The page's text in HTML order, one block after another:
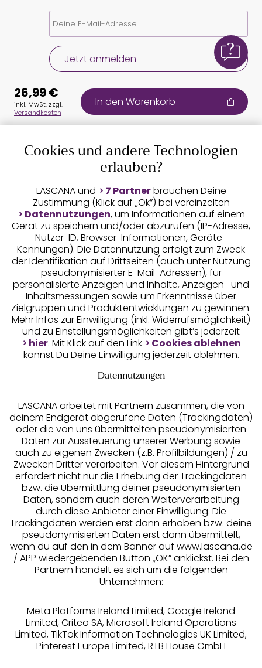
Jetzt anmelden
Auszeichnungen
Geprüfte Sicherheit
Unsere Apps
Services
Beratung
Über uns
Rechtliches
Alle Preise inkl. MwSt., zzgl.
Versandkosten
26,99 €
inkl. MwSt. zzgl.
Versandkosten
In den Warenkorb
Cookies und andere Technologien
erlauben?
LASCANA und 7 Partnerbrauchen Deine
Zustimmung (Klick auf „Ok”) bei vereinzelten
Datennutzungen, um Informationen auf einem
Gerät zu speichern und/oder abzurufen (IP-Adresse,
Nutzer-ID, Browser-Informationen, Geräte-
Kennungen). Die Datennutzung erfolgt zum Zweck
der Identifikation auf Drittseiten (auch unter Nutzung
pseudonymisierter E-Mail-Adressen), für
personalisierte Anzeigen und Inhalte, Anzeigen- und
Inhaltsmessungen sowie um Erkenntnisse über
Zielgruppen und Produktentwicklungen zu gewinnen.
Mehr Infos zur Einwilligung (inkl. Widerrufsmöglichkeit)
und zu Einstellungsmöglichkeiten gibt’s jederzeit
hier. Mit Klick auf den Link
Cookies ablehnen
kannst Du Deine Einwilligung jederzeit ablehnen.
Datennutzungen
LASCANA arbeitet mit Partnern zusammen, die von
deinem Endgerät abgerufene Daten (Trackingdaten)
oder die von uns übermittelten pseudonymisierten
Daten zur Aussteuerung unserer Werbung sowie
auch zu eigenen Zwecken (z.B. Profilbildungen) / zu
Zwecken Dritter verarbeiten. Vor diesem Hintergrund
erfordert nicht nur die Erhebung der Trackingdaten
bzw. die Übermittlung deiner pseudonymisierten
Daten, sondern auch deren Weiterverarbeitung
durch diese Anbieter einer Einwilligung. Die
Trackingdaten werden erst dann erhoben bzw. deine
pseudonymisierten Daten erst dann übermittelt,
wenn du auf den in dem Banner auf www.lascana.de
/ APP wiedergebenden Button „OK” anklickst. Bei den
Partnern handelt es sich um die folgenden
Unternehmen:
Meta Platforms Ireland Limited, Google Ireland
Limited, Criteo SA, Microsoft Ireland Operations
Limited, TikTok Information Technologies UK Limited,
Pinterest Europe Limited, RTB House GmbH